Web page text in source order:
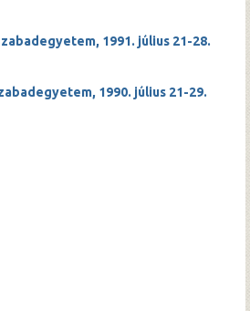
1991. július 21-28.
1990. július 21-29.